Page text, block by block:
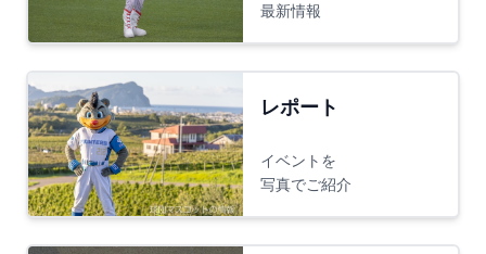
最新情報
レポート
イベントを
写真でご紹介